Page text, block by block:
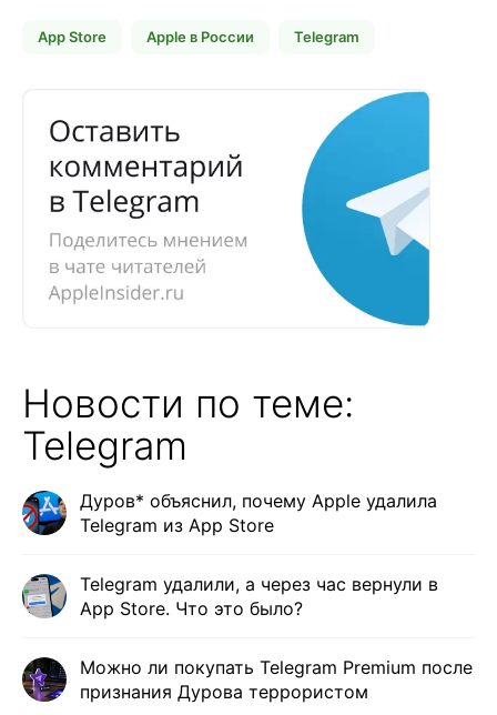
App Store Apple в России Telegram
Новости по теме:
Telegram
Дуров* объяснил, почему Apple удалила
Telegram из App Store
Telegram удалили, а через час вернули в
App Store. Что это было?
Можно ли покупать Telegram Premium после
признания Дурова террористом